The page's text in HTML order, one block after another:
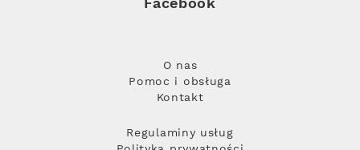
O nas
Pomoc i obsługa
Kontakt
Regulaminy usług